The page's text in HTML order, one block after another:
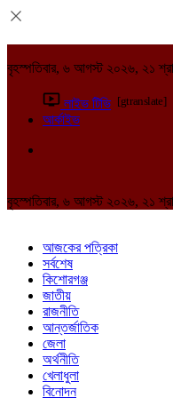
বৃহস্পতিবার, ৬ আগস্ট ২০২৬, ২১
লাইভ টিভি [gtranslate]
আর্কাইভ
বৃহস্পতিবার, ৬ আগস্ট ২০২৬, ২১
আজকের পত্রিকা
সর্বশেষ
কিশোরগঞ্জ
জাতীয়
রাজনীতি
আন্তর্জাতিক
জেলা
অর্থনীতি
খেলাধুলা
বিনোদন